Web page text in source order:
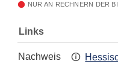
NUR AN RECHNERN DER
Links
Nachweis